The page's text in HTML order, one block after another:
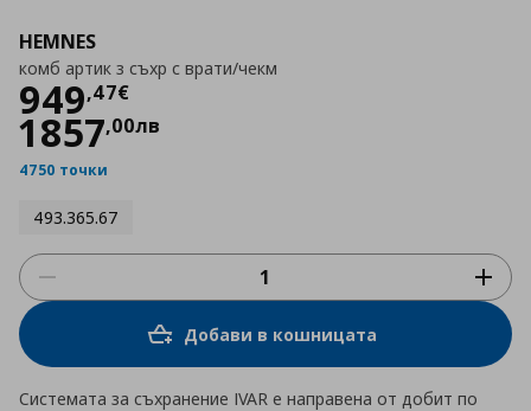
HEMNES
комб артик з съхр с врати/чекм
949,47€
Цена949,47 €
1857,00лв
4750 точки
493.365.67
Добави в кошницата
Системата за съхранение IVAR е направена от добит по